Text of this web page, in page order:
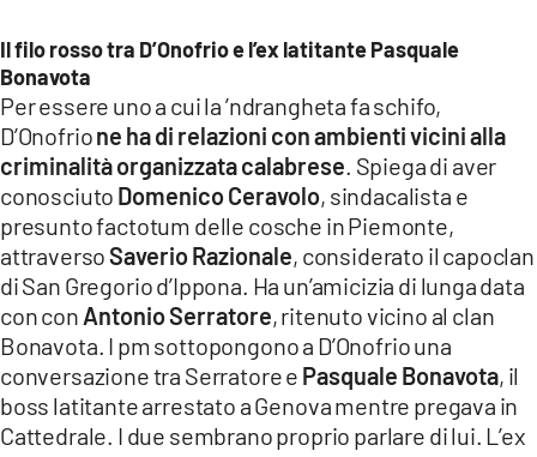
Il filo rosso tra D’Onofrio e l’ex latitante Pasquale
Bonavota
Per essere uno a cui la ’ndrangheta fa schifo,
D’Onofrione ha di relazioni con ambienti vicini alla
criminalità organizzata calabrese . Spiega di aver
conosciuto Domenico Ceravolo, sindacalista e
presunto factotum delle cosche in Piemonte,
attraversoSaverio Razionale, considerato il capoclan
di San Gregorio d’Ippona. Ha un’amicizia di lunga data
con con Antonio Serratore, ritenuto vicino al clan
Bonavota. I pm sottopongono a D’Onofrio una
conversazione tra Serratore e Pasquale Bonavota, il
boss latitante arrestato a Genova mentre pregava in
Cattedrale. I due sembrano proprio parlare di lui. L’ex